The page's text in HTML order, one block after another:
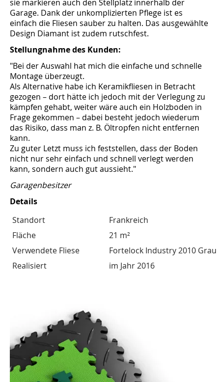
sie markieren auch den Stellplatz innerhalb der
Garage. Dank der unkomplizierten Pflege ist es
einfach die Fliesen sauber zu halten. Das ausgewählte
Design Diamant ist zudem rutschfest.
Stellungnahme des Kunden:
"Bei der Auswahl hat mich die einfache und schnelle
Montage überzeugt.
Als Alternative habe ich Keramikfliesen in Betracht
gezogen – dort hätte ich jedoch mit der Verlegung zu
kämpfen gehabt, weiter wäre auch ein Holzboden in
Frage gekommen – dabei besteht jedoch wiederum
das Risiko, dass man z. B. Öltropfen nicht entfernen
kann.
Zu guter Letzt muss ich feststellen, dass der Boden
nicht nur sehr einfach und schnell verlegt werden
kann, sondern auch gut aussieht."
Garagenbesitzer
Details
Standort
Frankreich
Fläche
21 m²
Verwendete Fliese
Fortelock Industry 2010 Grau
Realisiert
im Jahr 2016